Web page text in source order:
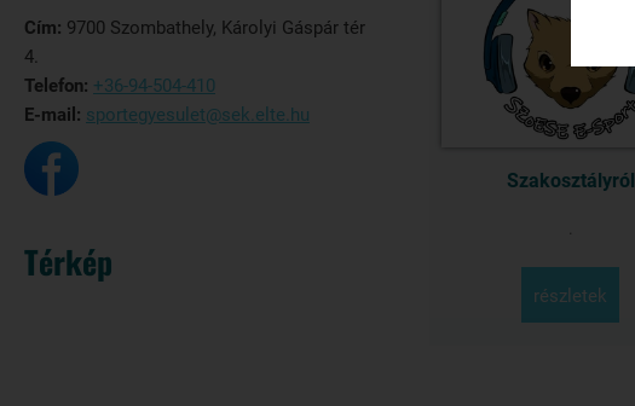
Cím: 9700 Szombathely, Károlyi Gáspár tér
4.
Telefon: +36-94-504-410
E-mail: sportegyesulet@sek.elte.hu
Térkép
Szakosztályról
részletek